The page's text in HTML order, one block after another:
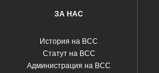
ЗА НАС
История на ВСС
Статут на ВСС
Администрация на ВСС